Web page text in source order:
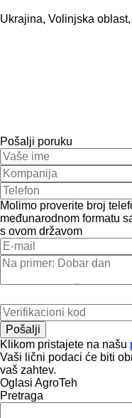
Ukrajina, Volinјska
Pošalji poruku
Molimo proverite broj
međunarodnom formatu
s ovom državom
Klikom pristajete na našu
Vaši lični podaci će biti
vaš zahtev.
Oglasi AgroTeh
Pretraga